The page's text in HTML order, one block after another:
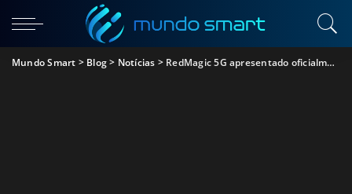
Mundo Smart > Blog> Notícias > RedMagic 5G apresentado oficialmente com ecrã de 144Hz